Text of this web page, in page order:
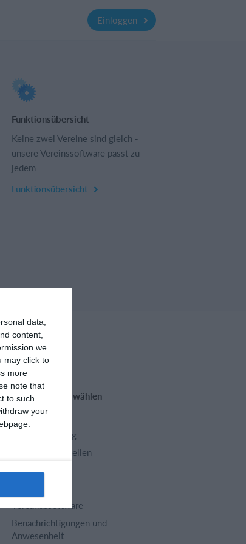
data,
content,
we
may click to
more
note that
to such
your
Einloggen
Funktionsübersicht
Keine zwei Vereine sind gleich -
unsere Vereinssoftware passt zu
jedem
Funktionsübersicht
Funktionen auswählen
Trainingsplan
Mitgliedsbeitrag
Homepage erstellen
Vereins App
Verbandssoftware
Benachrichtigungen und
Anwesenheit